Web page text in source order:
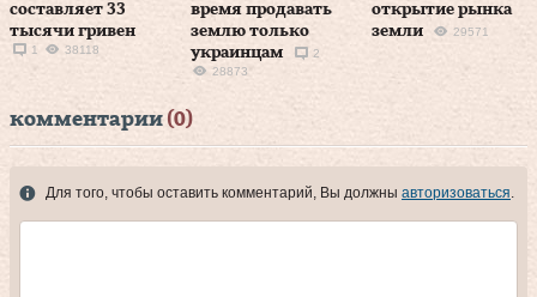
составляет 33
тысячи гривен
1 38118
время продавать
землю только
украинцам
2
28873
открытие рынка
земли
29571
комментарии (0)
Для того, чтобы оставить комментарий, Вы должны авторизоваться.